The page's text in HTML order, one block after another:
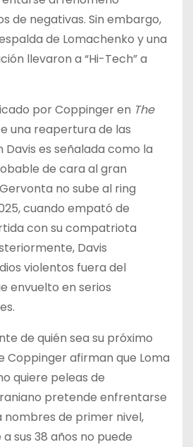
de negativas. Sin embargo,
de Lomachenko y una
llevaron a “Hi-Tech” a
por Coppinger en The
una reapertura de las
Davis es señalada como la
de cara al gran
no sube al ring
cuando empató de
con su compatriota
Davis
violentos fuera del
envuelto en serios
de quién sea su próximo
Coppinger afirman que Loma
quiere peleas de
pretende enfrentarse
de primer nivel,
sus 38 años no puede